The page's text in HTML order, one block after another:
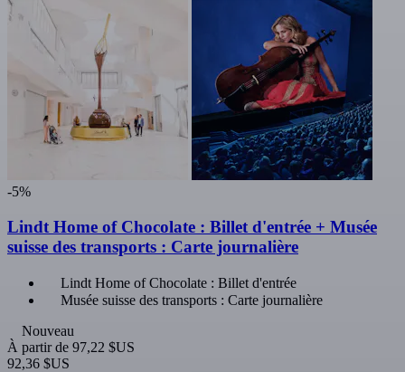
-5%
Lindt Home of Chocolate : Billet d'entrée + Musée
suisse des transports : Carte journalière
Lindt Home of Chocolate : Billet d'entrée
Musée suisse des transports : Carte journalière
Nouveau
À partir de 97,22 $US
92,36 $US